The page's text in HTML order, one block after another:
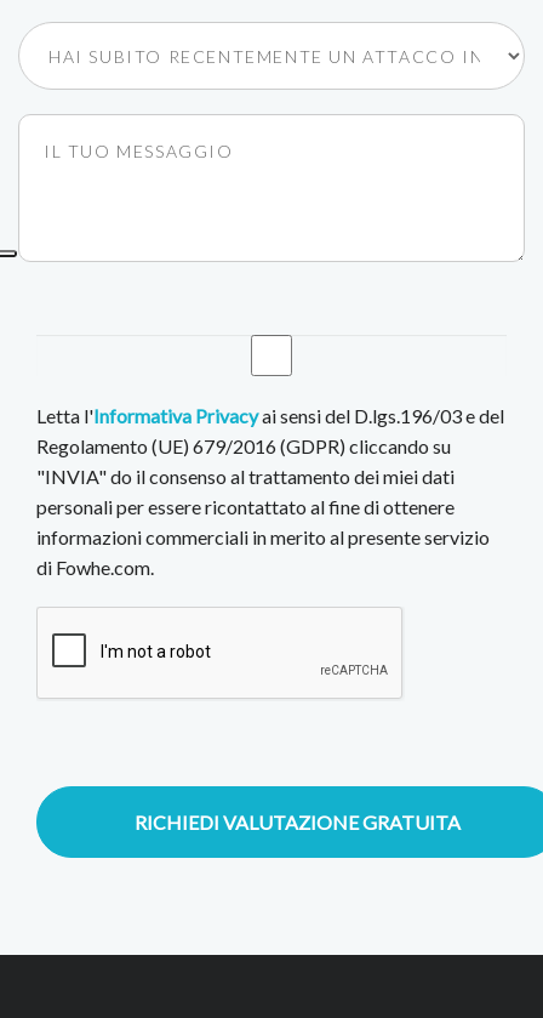
Letta l'Informativa Privacyai sensi del D.lgs.196/03 e del
Regolamento (UE) 679/2016 (GDPR) cliccando su
"INVIA" do il consenso al trattamento dei miei dati
personali per essere ricontattato al fine di ottenere
informazioni commerciali in merito al presente servizio
di Fowhe.com.
RICHIEDI VALUTAZIONE GRATUITA